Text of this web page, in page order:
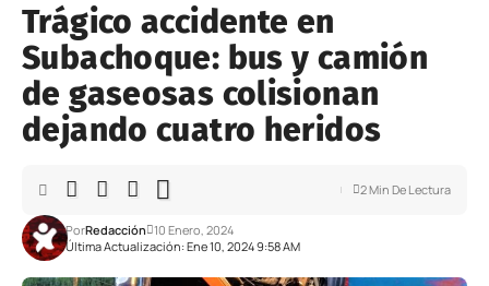
Trágico accidente en
Subachoque: bus y camión
de gaseosas colisionan
dejando cuatro heridos
Última Actualización: Ene 10, 2024 9:58 AM
PorRedacción 10 Enero, 2024
2 Min De Lectura